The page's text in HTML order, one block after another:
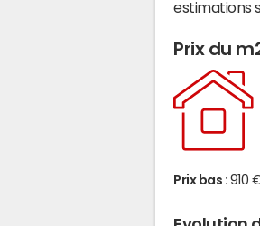
estimations
Prix du
Prix bas : 910